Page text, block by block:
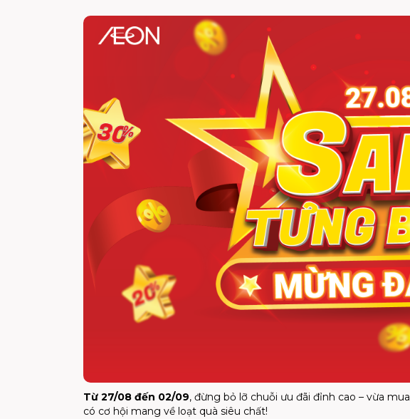
Từ 27/08 đến 02/09, đừng bỏ lỡ chuỗi ưu đãi đỉnh cao – vừa
có cơ hội mang về loạt quà siêu chất!